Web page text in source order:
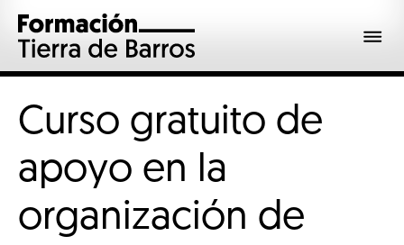
Curso gratuito de
apoyo en la
organización de